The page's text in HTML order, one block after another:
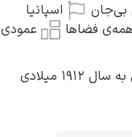
بی‌جان
اسپانیا
فضاها
عمودی
میلادی